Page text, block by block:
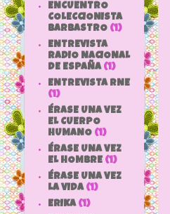
ENCUENTRO
COLECCIONISTA
BARBASTRO (1)
ENTREVISTA
RADIO NACIONAL
DE ESPAÑA (1)
ENTREVISTA RNE
(1)
ÉRASE UNA VEZ
EL CUERPO
HUMANO (1)
ÉRASE UNA VEZ
EL HOMBRE (1)
ÉRASE UNA VEZ
LA VIDA (1)
ERIKA (1)